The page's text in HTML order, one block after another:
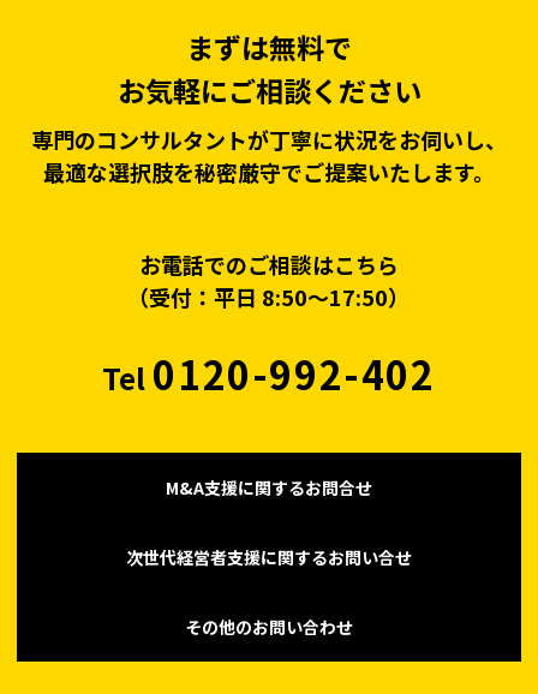
まずは無料で
お気軽にご相談ください
専門のコンサルタントが丁寧に状況をお伺いし、
最適な選択肢を秘密厳守でご提案いたします。
お電話でのご相談はこちら
（受付：平日 8:50〜17:50）
Tel0120-992-402
M&A支援に関するお問合せ
次世代経営者支援に関するお問い合せ
その他のお問い合わせ